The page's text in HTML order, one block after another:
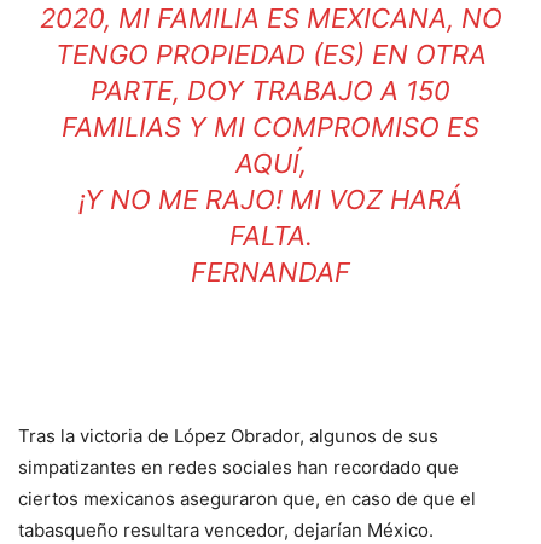
2020, MI FAMILIA ES MEXICANA, NO
TENGO PROPIEDAD (ES) EN OTRA
PARTE, DOY TRABAJO A 150
FAMILIAS Y MI COMPROMISO ES
AQUÍ,
¡Y NO ME RAJO! MI VOZ HARÁ
FALTA.
FERNANDAF
Tras la victoria de López Obrador, algunos de sus
simpatizantes en redes sociales han recordado que
ciertos mexicanos aseguraron que, en caso de que el
tabasqueño resultara vencedor, dejarían México.